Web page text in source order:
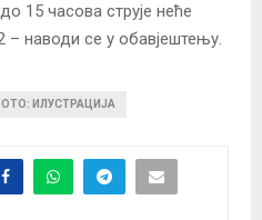
15 часова струје неће
– наводи се у обавјештењу.
ИЛУСТРАЦИЈА